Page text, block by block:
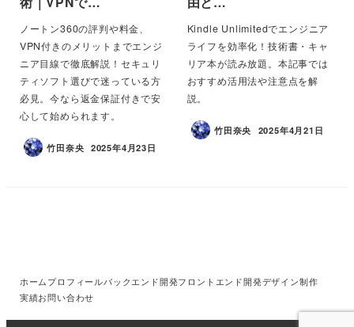
ノートン360の評判や料金、
VPN付きのメリットまでエンジ
ニア目線で徹底解説！セキュリ
ティソフト選びで迷っている方
必見。今なら返金保証付きで安
心して始められます。
竹田奈央 2025年4月23日
Kindle Unlimitedでエンジニア
ライフを効率化！技術書・キャ
リア本が読み放題。本記事では
おすすめ活用法や注意点を解
説。
竹田奈央 2025年4月21日
ホームプロフィールバックエンド開発フロントエンド開発デザイン制作
実績お問い合わせ